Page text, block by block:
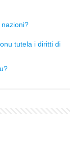
tutela i diritti di